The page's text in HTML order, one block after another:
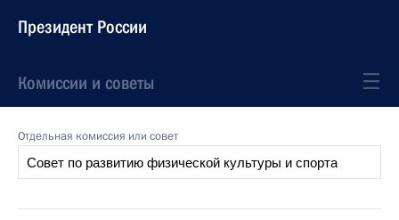
Президент России
Комиссии и советы
Отдельная комиссия или совет